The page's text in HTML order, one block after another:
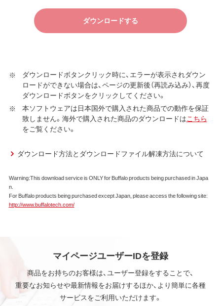
ます）について弊社が保証契約に基づく修理を実施する際
の条件である保証契約約款、およびそれに含まれるソフト
ウェア（以下、添付ソフトウェアといいます）の使用許諾契
ア（ユーティリティ・ファームウェア・ドライバなど）を含み
以下、本ソフトウェアといいます）の使用を許諾いたしま
す。
第1条 使用許諾
弊社は、本契約に規定する条件で、本ソフトウェアの
本ソフトウェアは、著作権法その他の無体財産権に関
本ソフトウェアは、本契約に規定される条件のもとで
使用許諾するものであり、販売されるものではなく、
削除してはならないものとします。
第3条 使用制限
本ソフトウェアの用途は、購入商品またはその添付ソ
フトウェアとともに使用することのみとします。
ダウンロードする
ダウンロードボタンクリック時に、エラーが表示されダウン
ロードができない場合は、ページの更新後（再読み込み）、再度
ダウンロードボタンをクリックしてください。
本ソフトウェアは日本国外で購入された商品での動作を保証
致しません。海外で購入された商品のダウンロードはこちら
をご覧ください。
ダウンロード方法とダウンロードファイル解凍方法について
Warning:This download service is ONLY for Buffalo products being purchased in Japa
n.
For Buffalo products being purchased except Japan, please access the following site:
http://www.buffalotech.com/
マイページユーザーIDを登録
商品をお持ちのお客様は、ユーザー登録をすることで、
重要なお知らせや最新情報をお届けするほか、より簡単に各種
サービスをご利用いただけます。